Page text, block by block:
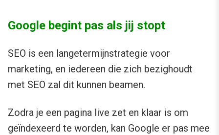
Google begint pas als jij stopt
SEO is een langetermijnstrategie voor
marketing, en iedereen die zich bezighoudt
met SEO zal dit kunnen beamen.
Zodra je een pagina live zet en klaar is om
geïndexeerd te worden, kan Google er pas mee